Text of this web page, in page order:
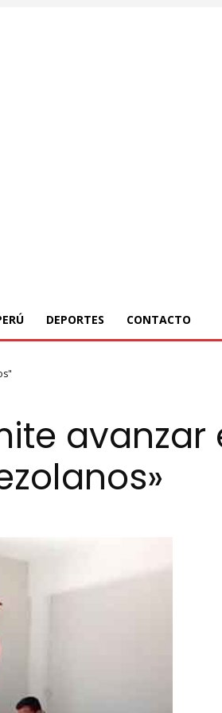
DEPORTES CONTACTO
avanzar